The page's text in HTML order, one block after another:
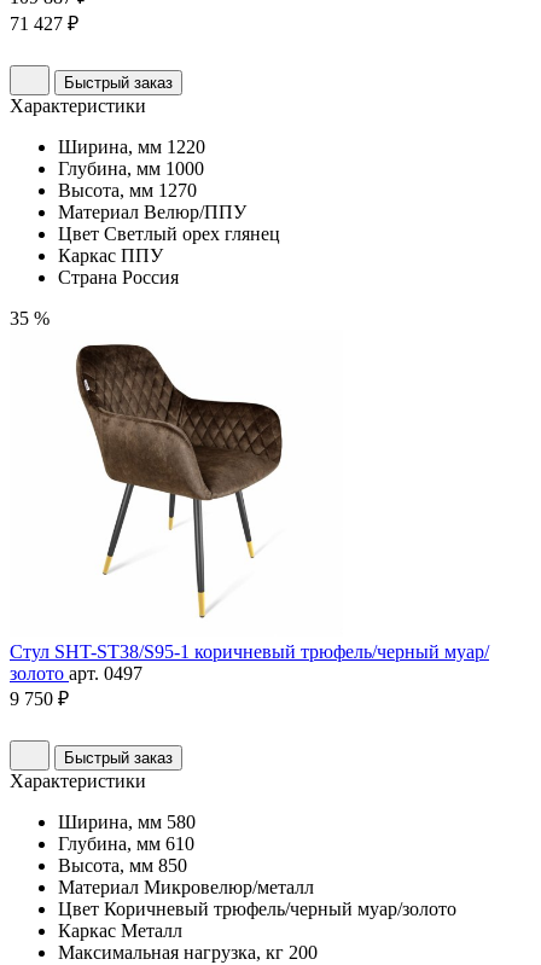
71 427 ₽
Быстрый заказ
Характеристики
Ширина, мм 1220
Глубина, мм 1000
Высота, мм 1270
Материал Велюр/ППУ
Цвет Светлый орех глянец
Каркас ППУ
Страна Россия
35 %
Стул SHT-ST38/S95-1 коричневый трюфель/черный муар/
золото арт. 0497
9 750 ₽
Быстрый заказ
Характеристики
Ширина, мм 580
Глубина, мм 610
Высота, мм 850
Материал Микровелюр/металл
Цвет Коричневый трюфель/черный муар/золото
Каркас Металл
Максимальная нагрузка, кг 200